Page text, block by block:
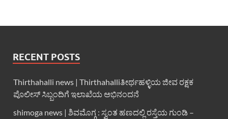
RECENT POSTS
Thirthahalli news | Thirthahalliತೀರ್ಥಹಳ್ಳಿಯ ಜೀವ ರಕ್ಷಕ
ಪೊಲೀಸ್ ಸಿಬ್ಬಂದಿಗೆ ಇಲಾಖೆಯ ಅಭಿನಂದನೆ
shimoga news | ಶಿವಮೊಗ್ಗ : ಸ್ವಂತ ಹಣದಲ್ಲಿ ರಸ್ತೆಯ ಗುಂಡಿ –